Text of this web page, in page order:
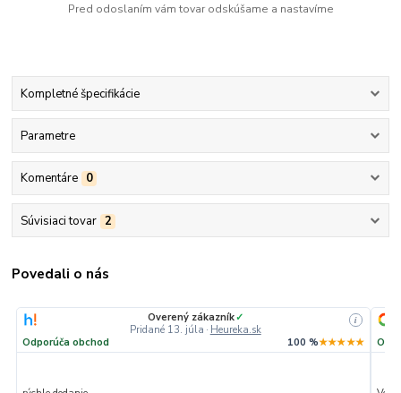
Pred odoslaním vám tovar odskúšame a nastavíme
Kompletné špecifikácie
Parametre
Komentáre 0
Súvisiaci tovar 2
Povedali o nás
Overený zákazník✓
Pridané 13. júla · Heureka.sk
i
Odporúča obchod 100 %★★★★★